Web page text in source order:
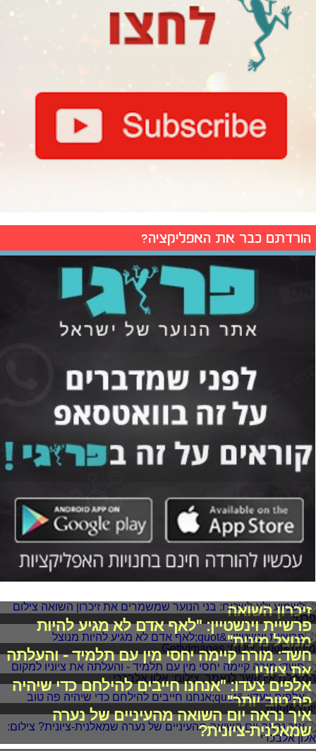
הורדתם כבר את האפליקציה?
זיכרון השואה
פרשיית וינשטיין: "לאף אדם לא מגיע להיות
מנוצל מינית"
חשד: מורה קיימה יחסי מין עם תלמיד - והעלתה
את ציוניו
אלפים צעדו: "אנחנו חייבים להילחם כדי שיהיה
פה טוב יותר"
איך נראה יום השואה מהעיניים של נערה
שמאלנית-ציונית?